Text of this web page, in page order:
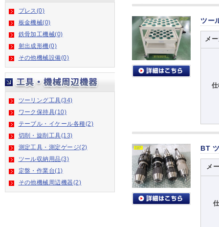
プレス(0)
板金機械(0)
鉄骨加工機械(0)
射出成形機(0)
その他機械設備(0)
ツーリング工具(34)
ワーク保持具(10)
テーブル・イケール各種(2)
切削・旋削工具(13)
測定工具・測定ゲージ(2)
ツール収納用品(3)
定盤・作業台(1)
その他機械周辺機器(2)
ツー
メ
BT
メ